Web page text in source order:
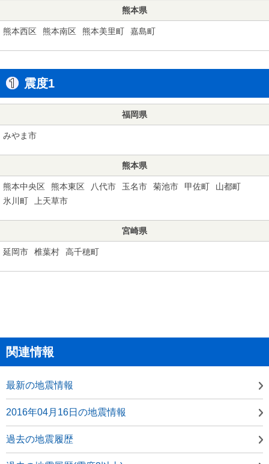
熊本県
熊本西区 熊本南区 熊本美里町 嘉島町
震度1
福岡県
みやま市
熊本県
熊本中央区 熊本東区 八代市 玉名市 菊池市 甲佐町
山都町
氷川町
上天草市
宮崎県
延岡市 椎葉村 高千穂町
関連情報
最新の地震情報
2016年04月16日の地震情報
過去の地震履歴